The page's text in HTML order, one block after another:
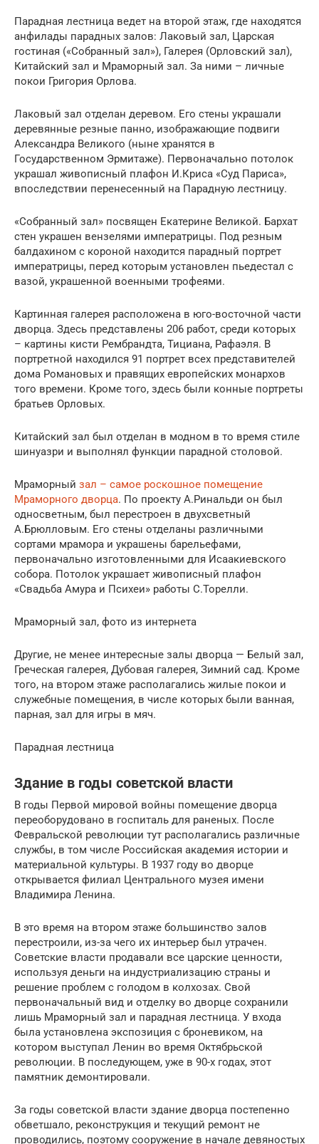
Парадная лестница ведет на второй этаж, где находятся
анфилады парадных залов: Лаковый зал, Царская
гостиная («Собранный зал»), Галерея (Орловский зал),
Китайский зал и Мраморный зал. За ними – личные
покои Григория Орлова.
Лаковый зал отделан деревом. Его стены украшали
деревянные резные панно, изображающие подвиги
Александра Великого (ныне хранятся в
Государственном Эрмитаже). Первоначально потолок
украшал живописный плафон И.Криса «Суд Париса»,
впоследствии перенесенный на Парадную лестницу.
«Собранный зал» посвящен Екатерине Великой. Бархат
стен украшен вензелями императрицы. Под резным
балдахином с короной находится парадный портрет
императрицы, перед которым установлен пьедестал с
вазой, украшенной военными трофеями.
Картинная галерея расположена в юго-восточной части
дворца. Здесь представлены 206 работ, среди которых
– картины кисти Рембрандта, Тициана, Рафаэля. В
портретной находился 91 портрет всех представителей
дома Романовых и правящих европейских монархов
того времени. Кроме того, здесь были конные портреты
братьев Орловых.
Китайский зал был отделан в модном в то время стиле
шинуазри и выполнял функции парадной столовой.
Мраморный зал – самое роскошное помещение
Мраморного дворца. По проекту А.Ринальди он был
односветным, был перестроен в двухсветный
А.Брюлловым. Его стены отделаны различными
сортами мрамора и украшены барельефами,
первоначально изготовленными для Исаакиевского
собора. Потолок украшает живописный плафон
«Свадьба Амура и Психеи» работы С.Торелли.
Мраморный зал, фото из интернета
Другие, не менее интересные залы дворца — Белый зал,
Греческая галерея, Дубовая галерея, Зимний сад. Кроме
того, на втором этаже располагались жилые покои и
служебные помещения, в числе которых были ванная,
парная, зал для игры в мяч.
Парадная лестница
Здание в годы советской власти
В годы Первой мировой войны помещение дворца
переоборудовано в госпиталь для раненых. После
Февральской революции тут располагались различные
службы, в том числе Российская академия истории и
материальной культуры. В 1937 году во дворце
открывается филиал Центрального музея имени
Владимира Ленина.
В это время на втором этаже большинство залов
перестроили, из-за чего их интерьер был утрачен.
Советские власти продавали все царские ценности,
используя деньги на индустриализацию страны и
решение проблем с голодом в колхозах. Свой
первоначальный вид и отделку во дворце сохранили
лишь Мраморный зал и парадная лестница. У входа
была установлена экспозиция с броневиком, на
котором выступал Ленин во время Октябрьской
революции. В последующем, уже в 90-х годах, этот
памятник демонтировали.
За годы советской власти здание дворца постепенно
обветшало, реконструкция и текущий ремонт не
проводились, поэтому сооружение в начале девяностых